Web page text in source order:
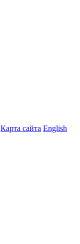
Карта сайта English